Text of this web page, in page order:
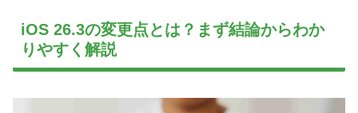
iOS 26.3の変更点とは？まず結論からわか
りやすく解説